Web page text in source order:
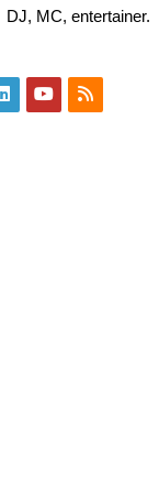
DJ, MC, entertainer.